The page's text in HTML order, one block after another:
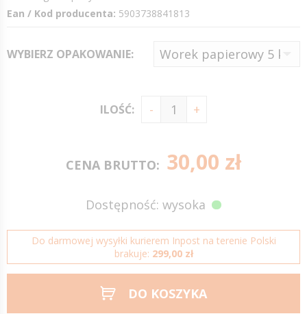
Ean / Kod producenta: 5903738841813
WYBIERZ OPAKOWANIE:
ILOŚĆ:
CENA BRUTTO: 30,00 zł
Dostępność: wysoka
Do darmowej wysyłki kurierem Inpost na terenie Polski
brakuje: 299,00 zł
DO KOSZYKA